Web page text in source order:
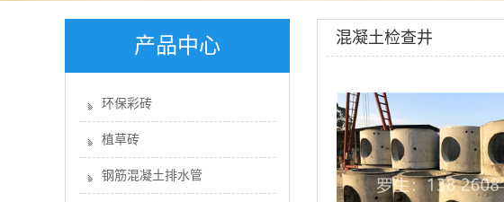
产品中心
环保彩砖
植草砖
钢筋混凝土排水管
混凝土检查井